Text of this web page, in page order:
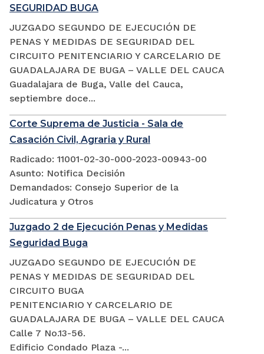
SEGURIDAD BUGA
JUZGADO SEGUNDO DE EJECUCIÓN DE
PENAS Y MEDIDAS DE SEGURIDAD DEL
CIRCUITO PENITENCIARIO Y CARCELARIO DE
GUADALAJARA DE BUGA – VALLE DEL CAUCA
Guadalajara de Buga, Valle del Cauca,
septiembre doce...
Corte Suprema de Justicia - Sala de
Casación Civil, Agraria y Rural
Radicado: 11001-02-30-000-2023-00943-00
Asunto: Notifica Decisión
Demandados: Consejo Superior de la
Judicatura y Otros
Juzgado 2 de Ejecución Penas y Medidas
Seguridad Buga
JUZGADO SEGUNDO DE EJECUCIÓN DE
PENAS Y MEDIDAS DE SEGURIDAD DEL
CIRCUITO BUGA
PENITENCIARIO Y CARCELARIO DE
GUADALAJARA DE BUGA – VALLE DEL CAUCA
Calle 7 No.13-56.
Edificio Condado Plaza -...